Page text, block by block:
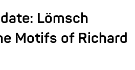
Lömsch
Motifs of Richard